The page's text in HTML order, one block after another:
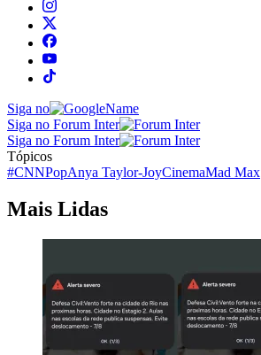
Siga no
Siga no Forum Inter
Siga no Forum Inter
Tópicos
#CNNPopAnya Taylor-JoyCinemaMad Max
Mais Lidas